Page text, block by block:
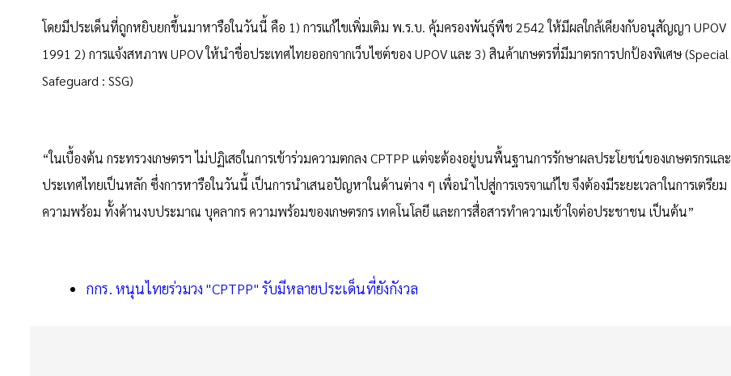
โดยมีประเด็นที่ถูกหยิบยกขึ้นมาหารือในวันนี้ คือ 1) การแก้ไขเพิ่มเติม พ.ร.บ. คุ้มครองพันธุ์พืช 2542 ให้มีผลใกล้เคียงกับอนุสัญญา UPOV
1991 2) การแจ้งสหภาพ UPOV ให้นำชื่อประเทศไทยออกจากเว็บไซต์ของ UPOV และ 3) สินค้าเกษตรที่มีมาตรการปกป้องพิเศษ (Special
Safeguard : SSG)
“ในเบื้องต้น กระทรวงเกษตรฯ ไม่ปฏิเสธในการเข้าร่วมความตกลง CPTPP แต่จะต้องอยู่บนพื้นฐานการรักษาผลประโยชน์ของเกษตรกรและ
ประเทศไทยเป็นหลัก ซึ่งการหารือในวันนี้ เป็นการนำเสนอปัญหาในด้านต่าง ๆ เพื่อนำไปสู่การเจรจาแก้ไข จึงต้องมีระยะเวลาในการเตรียม
ความพร้อม ทั้งด้านงบประมาณ บุคลากร ความพร้อมของเกษตรกร เทคโนโลยี และการสื่อสารทำความเข้าใจต่อประชาชน เป็นต้น”
กกร. หนุนไทยร่วมวง "CPTPP" รับมีหลายประเด็นที่ยังกังวล